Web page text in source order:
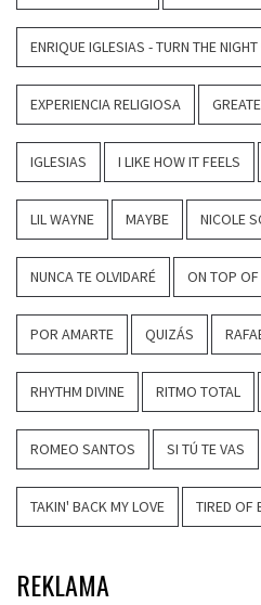
ENRIQUE IGLESIAS - TURN THE NIGHT
EXPERIENCIA RELIGIOSA
IGLESIAS I LIKE HOW IT FEELS
LIL WAYNE MAYBE NICOLE
NUNCA TE OLVIDARÉ ON TOP OF
POR AMARTE QUIZÁS
RHYTHM DIVINE RITMO TOTAL
ROMEO SANTOS SI TÚ TE VAS
TAKIN' BACK MY LOVE TIRED OF
REKLAMA